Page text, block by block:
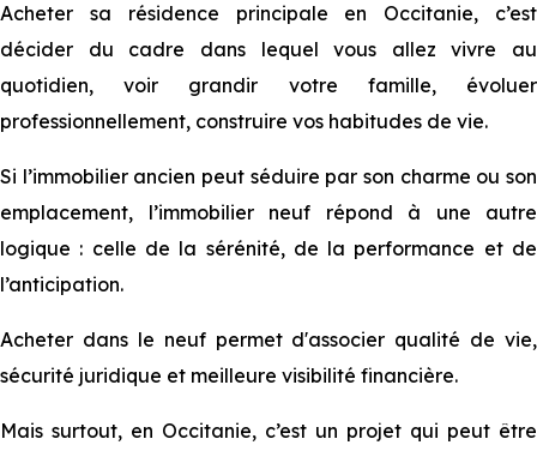
Acheter sa résidence principale en Occitanie, c’est
décider du cadre dans lequel vous allez vivre au
quotidien, voir grandir votre famille, évoluer
professionnellement, construire vos habitudes de vie.
Si l’immobilier ancien peut séduire par son charme ou son
emplacement, l’immobilier neuf répond à une autre
logique : celle de la sérénité, de la performance et de
l’anticipation.
Acheter dans le neuf permet d'associer qualité de vie,
sécurité juridique et meilleure visibilité financière.
Mais surtout, en Occitanie, c’est un projet qui peut être